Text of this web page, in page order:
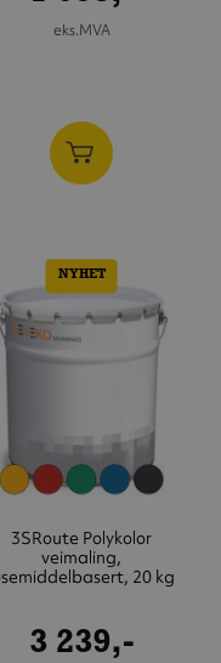
eks.MVA
NYHET
3SRoute Polykolor
veimaling,
20 kg
3 239,-